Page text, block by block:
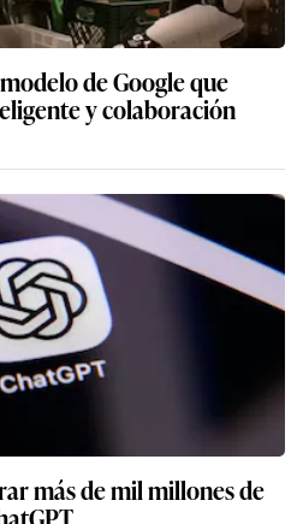
de Google que
y colaboración
más de mil millones de